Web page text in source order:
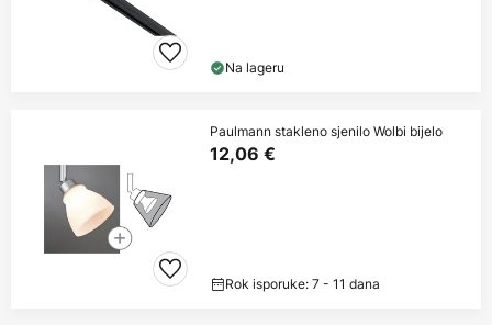
Na lageru
Paulmann stakleno sjenilo Wolbi bijelo
12,06 €
Rok isporuke: 7 - 11 dana